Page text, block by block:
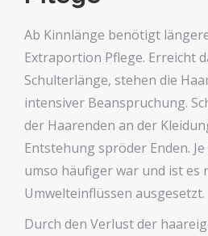
Ab Kinnlänge benötigt
Extraportion Pflege. Erreicht
Schulterlänge, stehen die
intensiver Beanspruchung.
der Haarenden an der
Entstehung spröder Enden.
umso häufiger war und ist es
Umwelteinflüssen ausgesetzt.
Durch den Verlust der